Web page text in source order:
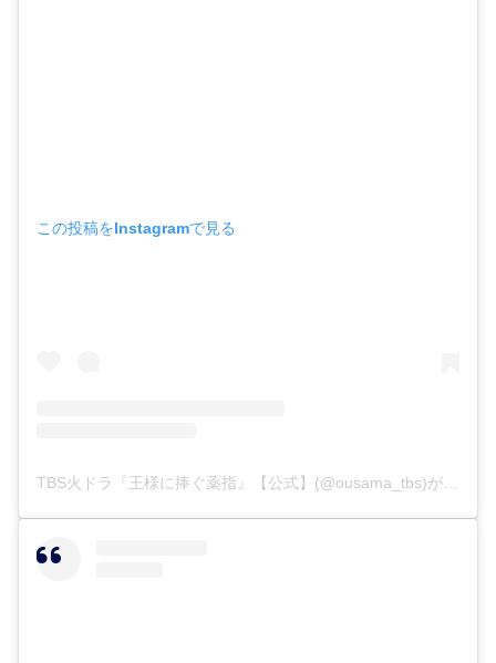
この投稿をInstagramで見る